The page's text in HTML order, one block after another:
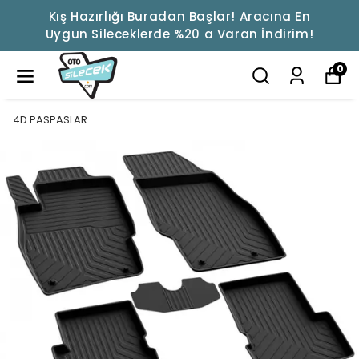
Kış Hazırlığı Buradan Başlar! Aracına En
Uygun Sileceklerde %20 a Varan İndirim!
0
4D PASPASLAR